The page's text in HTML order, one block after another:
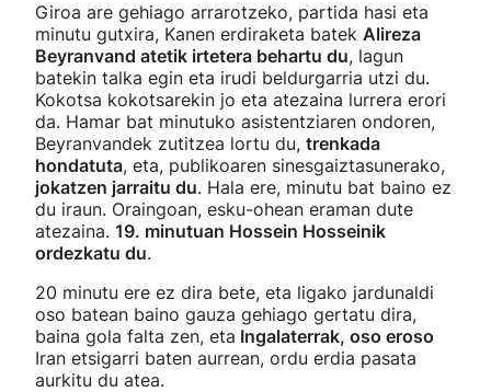
Giroa are gehiago arrarotzeko, partida hasi eta
minutu gutxira, Kanen erdiraketa batek Alireza
Beyranvand atetik irtetera behartu du, lagun
batekin talka egin eta irudi beldurgarria utzi du.
Kokotsa kokotsarekin jo eta atezaina lurrera erori
da. Hamar bat minutuko asistentziaren ondoren,
Beyranvandek zutitzea lortu du, trenkada
hondatuta, eta, publikoaren sinesgaiztasunerako,
jokatzen jarraitu du. Hala ere, minutu bat baino ez
du iraun. Oraingoan, esku-ohean eraman dute
atezaina. 19. minutuan Hossein Hosseinik
ordezkatu du.
20 minutu ere ez dira bete, eta ligako jardunaldi
oso batean baino gauza gehiago gertatu dira,
baina gola falta zen, eta Ingalaterrak, oso eroso
Iran etsigarri baten aurrean, ordu erdia pasata
aurkitu du atea.